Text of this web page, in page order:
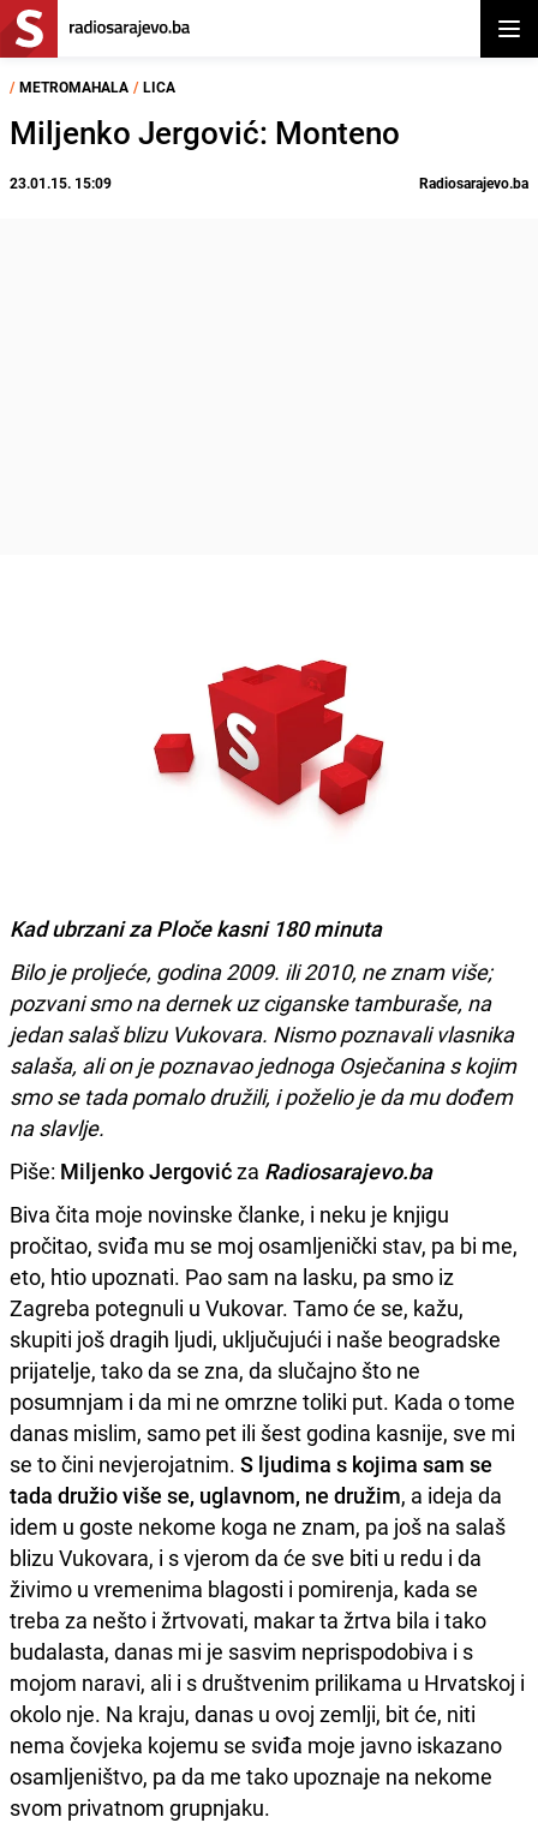
/ METROMAHALA / LICA
Miljenko Jergović: Monteno
23.01.15. 15:09 Radiosarajevo.ba
Kad ubrzani za Ploče kasni 180 minuta
Bilo je proljeće, godina 2009. ili 2010, ne znam više;
pozvani smo na dernek uz ciganske tamburaše, na
jedan salaš blizu Vukovara. Nismo poznavali vlasnika
salaša, ali on je poznavao jednoga Osječanina s kojim
smo se tada pomalo družili, i poželio je da mu dođem
na slavlje.
Piše: Miljenko Jergovićza Radiosarajevo.ba
Biva čita moje novinske članke, i neku je knjigu
pročitao, sviđa mu se moj osamljenički stav, pa bi me,
eto, htio upoznati. Pao sam na lasku, pa smo iz
Zagreba potegnuli u Vukovar. Tamo će se, kažu,
skupiti još dragih ljudi, uključujući i naše beogradske
prijatelje, tako da se zna, da slučajno što ne
posumnjam i da mi ne omrzne toliki put. Kada o tome
danas mislim, samo pet ili šest godina kasnije, sve mi
se to čini nevjerojatnim. S ljudima s kojima sam se
tada družio više se, uglavnom, ne družim, a ideja da
idem u goste nekome koga ne znam, pa još na salaš
blizu Vukovara, i s vjerom da će sve biti u redu i da
živimo u vremenima blagosti i pomirenja, kada se
treba za nešto i žrtvovati, makar ta žrtva bila i tako
budalasta, danas mi je sasvim neprispodobiva i s
mojom naravi, ali i s društvenim prilikama u Hrvatskoj i
okolo nje. Na kraju, danas u ovoj zemlji, bit će, niti
nema čovjeka kojemu se sviđa moje javno iskazano
osamljeništvo, pa da me tako upoznaje na nekome
svom privatnom grupnjaku.